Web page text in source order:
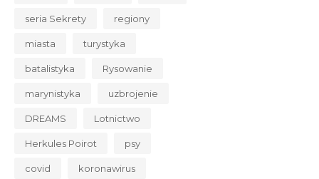
seria Sekrety regiony
miasta turystyka
batalistyka Rysowanie
marynistyka uzbrojenie
DREAMS Lotnictwo
Herkules Poirot psy
covid koronawirus